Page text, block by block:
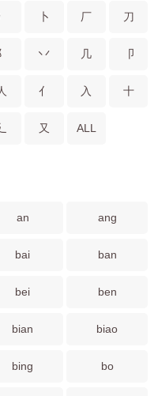
卜 厂 刀
丷 几 卩
亻 入 十
又 ALL
an ang
bai ban
bei ben
bian biao
bing bo